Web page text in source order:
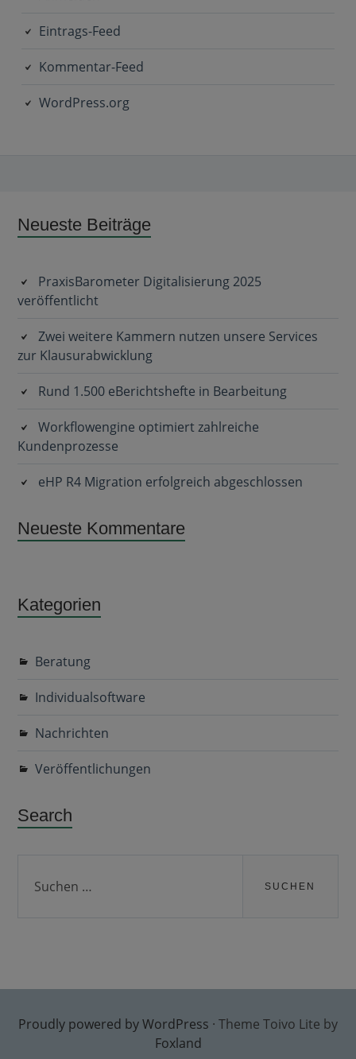
Eintrags-Feed
Kommentar-Feed
WordPress.org
Subsidiary
Neueste Beiträge
PraxisBarometer Digitalisierung 2025
veröffentlicht
Zwei weitere Kammern nutzen unsere Services
zur Klausurabwicklung
Rund 1.500 eBerichtshefte in Bearbeitung
Workflowengine optimiert zahlreiche
Kundenprozesse
eHP R4 Migration erfolgreich abgeschlossen
Neueste Kommentare
Kategorien
Beratung
Individualsoftware
Nachrichten
Veröffentlichungen
Search
nach:
Proudly powered by WordPress · Theme Toivo Lite by
Foxland